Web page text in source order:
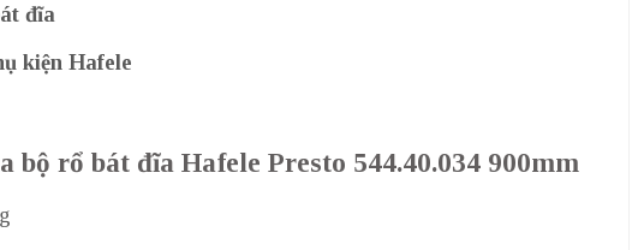
đĩa
kiện Hafele
bộ rổ bát đĩa Hafele Presto 544.40.034 900mm